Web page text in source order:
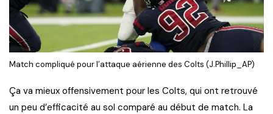
Match compliqué pour l’attaque aérienne des Colts (J.Phillip_AP)
Ça va mieux offensivement pour les Colts, qui ont retrouvé
un peu d’efficacité au sol comparé au début de match. La